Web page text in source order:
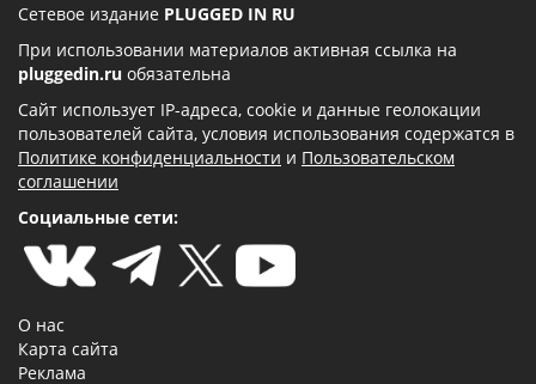
Сетевое издание PLUGGED IN RU
При использовании материалов активная ссылка на
pluggedin.ru обязательна
Сайт использует IP-адреса, cookie и данные геолокации
пользователей сайта, условия использования содержатся в
Политике конфиденциальности и Пользовательском
соглашении
Социальные сети:
О нас
Карта сайта
Реклама